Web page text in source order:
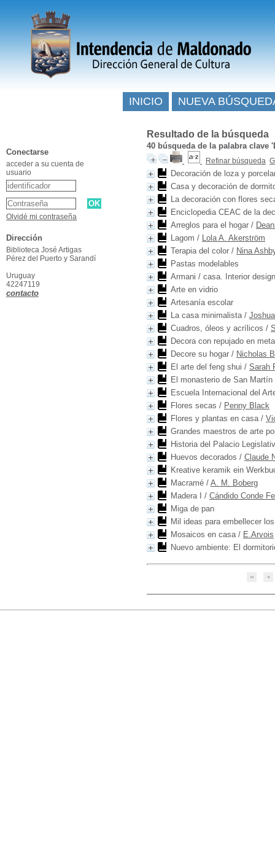
Resultado de la búsqueda
40 búsqueda de la palabra clave
Refinar búsqueda
Decoración de loza y
Casa y decoración de
La decoración con flores
Enciclopedia CEAC de la
Arreglos para el hogar /
Lagom / Lola A. Akerström
Terapia del color / Nina
Pastas modelables
Armani / casa. Interior
Arte en vidrio
Artesanía escolar
La casa minimalista/
Cuadros, óleos y acrílicos /
Decora con repujado en
Decore su hogar / Nicholas
El arte del feng shui / Sarah
El monasterio de San Martín
Escuela Internacional del
Flores secas / Penny Black
Flores y plantas en casa/
Grandes maestros de arte
Historia del Palacio
Huevos decorados / Claude
Kreative keramik ein
Macramé / A. M. Boberg
Madera I
/ Cándido Conde
Miga de pan
Mil ideas para embellecer
Mosaicos en casa/ E.Arvois
Nuevo ambiente: El
INICIO NUEVA
Conectarse
acceder a su cuenta de
usuario
Olvidé mi contraseña
Dirección
Biblioteca José Artigas
Pérez del Puerto y Sarandí
Uruguay
42247119
contacto